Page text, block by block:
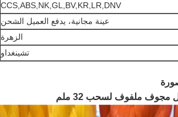
CCS,ABS,NK,GL,BV,KR,LR,DNV
عينة مجانية، يدفع العميل الشحن
الزهرة
تشينغداو